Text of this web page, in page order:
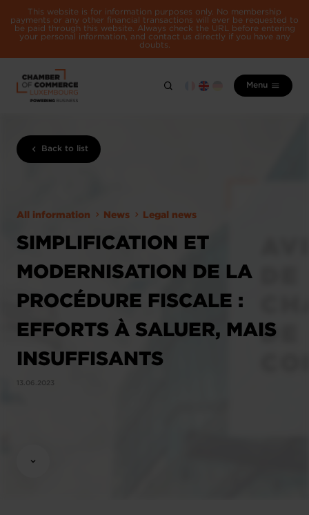
This website is for information purposes only. No membership
payments or any other financial transactions will ever be requested to
be paid through this website. Always check the URL before entering
your personal information, and contact us directly if you have any
doubts.
Menu
Back to list
All information News Legal news
SIMPLIFICATION ET
MODERNISATION DE LA
PROCÉDURE FISCALE :
EFFORTS À SALUER, MAIS
INSUFFISANTS
13.06.2023